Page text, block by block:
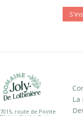
7015, route de Pointe
La